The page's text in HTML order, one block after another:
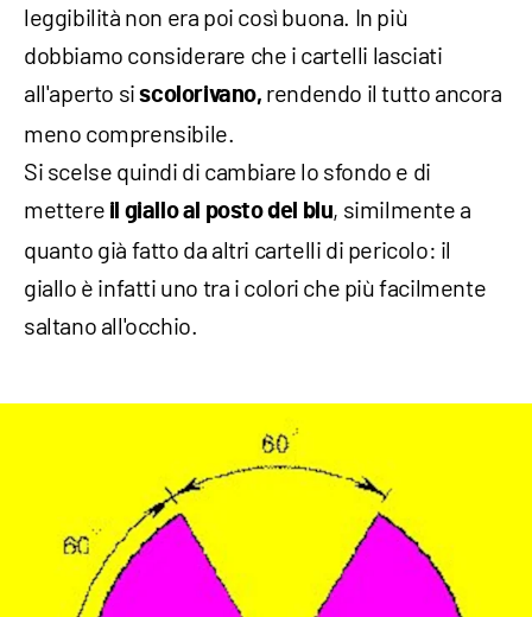
leggibilità non era poi così buona. In più
dobbiamo considerare che i cartelli lasciati
all'aperto siscolorivano, rendendo il tutto ancora
meno comprensibile.
Si scelse quindi di cambiare lo sfondo e di
mettere il giallo al posto del blu, similmente a
quanto già fatto da altri cartelli di pericolo: il
giallo è infatti uno tra i colori che più facilmente
saltano all'occhio.